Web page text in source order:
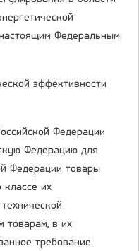
Федеральным
эффективности
Федерации
Федерацию для
Федерации товары
их
товарам, в их
требование